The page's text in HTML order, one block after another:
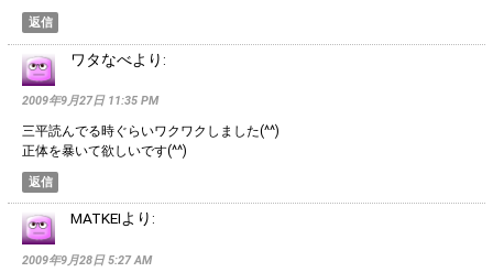
返信
ワタなべより:
2009年9月27日 11:35 PM
三平読んでる時ぐらいワクワクしました(^^)
正体を暴いて欲しいです(^^)
返信
MATKEIより:
2009年9月28日 5:27 AM